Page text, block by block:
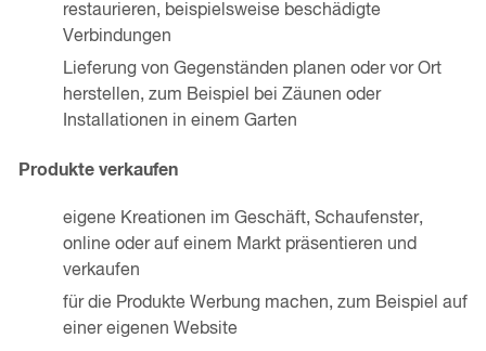
restaurieren, beispielsweise beschädigte
Verbindungen
Lieferung von Gegenständen planen oder vor Ort
herstellen, zum Beispiel bei Zäunen oder
Installationen in einem Garten
Produkte verkaufen
eigene Kreationen im Geschäft, Schaufenster,
online oder auf einem Markt präsentieren und
verkaufen
für die Produkte Werbung machen, zum Beispiel auf
einer eigenen Website